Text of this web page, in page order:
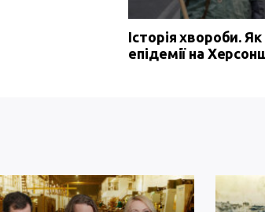
Історія хвороби.
епідемії на